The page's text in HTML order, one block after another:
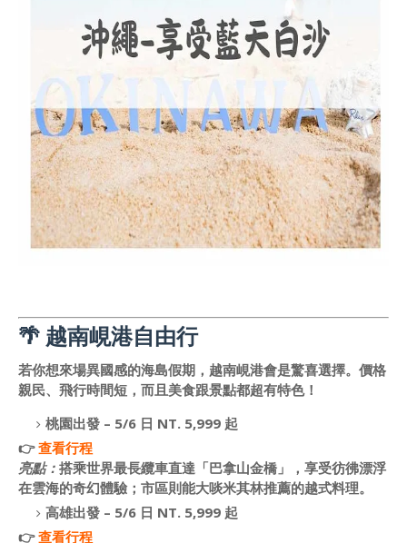
🌴 越南峴港自由行
若你想來場異國感的海島假期，越南峴港會是驚喜選擇。價格
親民、飛行時間短，而且美食跟景點都超有特色！
桃園出發 – 5/6 日 NT. 5,999 起
👉查看行程
亮點： 搭乘世界最長纜車直達「巴拿山金橋」，享受彷彿漂浮
在雲海的奇幻體驗；市區則能大啖米其林推薦的越式料理。
高雄出發 – 5/6 日 NT. 5,999 起
👉查看行程